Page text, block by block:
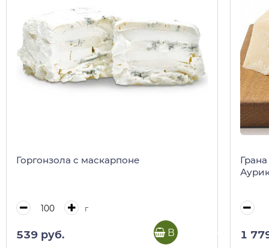
Горгонзола с маскарпоне
г
539 руб. В корзину 1